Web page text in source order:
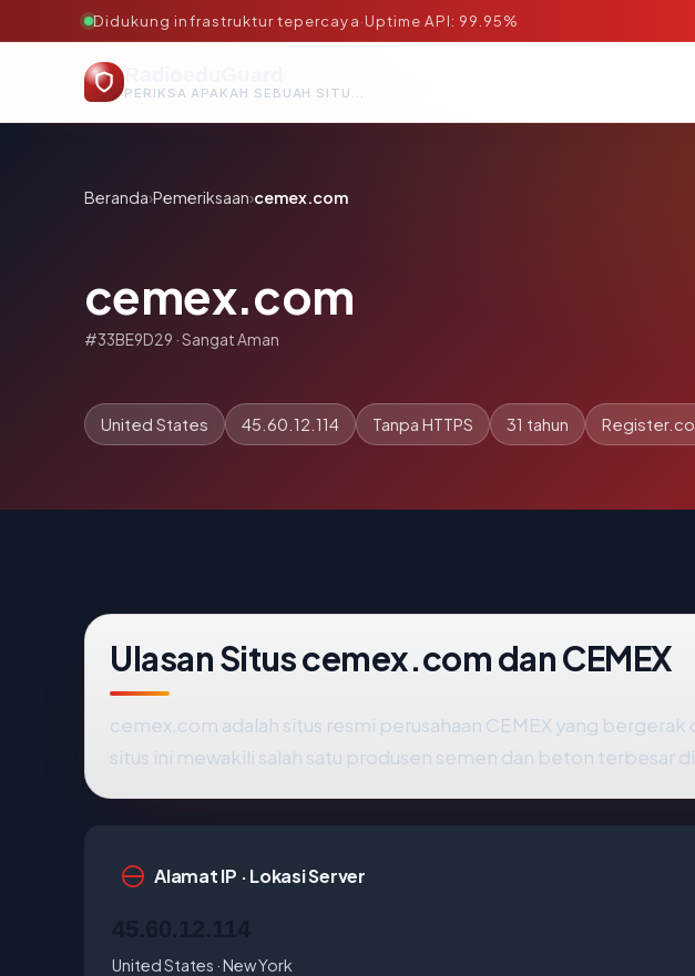
Didukung infrastruktur tepercaya·Uptime API: 99.95%
PERIKSA APAKAH SEBUAH SITUS AMAN, TEPERCAYA, DAN TERVERIFIKASI DALAM HITUNGAN DETIK.
Beranda›Pemeriksaan›cemex.com
cemex.com
#33BE9D29 · Sangat Aman
United States 45.60.12.114 Tanpa HTTPS 31 tahun
Ulasan Situs cemex.com dan CEMEX
cemex.com adalah situs resmi perusahaan CEMEX yang
situs ini mewakili salah satu produsen semen dan beton terbesar
Alamat IP · Lokasi Server
United States · New York